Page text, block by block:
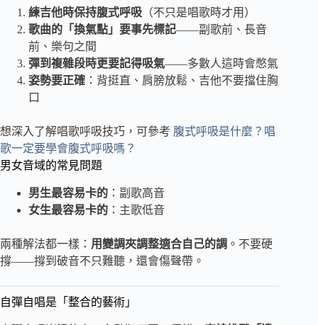
練吉他時保持腹式呼吸 （不只是唱歌時才用）
歌曲的「換氣點」要事先標記——副歌前、長音
前、樂句之間
彈到複雜段時更要記得吸氣——多數人這時會憋氣
姿勢要正確 ：背挺直、肩膀放鬆、吉他不要擋住胸
口
想深入了解唱歌呼吸技巧，可參考 腹式呼吸是什麼？唱
歌一定要學會腹式呼吸嗎？
男女音域的常見問題
男生最容易卡的 ：副歌高音
女生最容易卡的 ：主歌低音
兩種解法都一樣： 用變調夾調整適合自己的調 。不要硬
撐——撐到破音不只難聽，還會傷聲帶。
自彈自唱是「整合的藝術」